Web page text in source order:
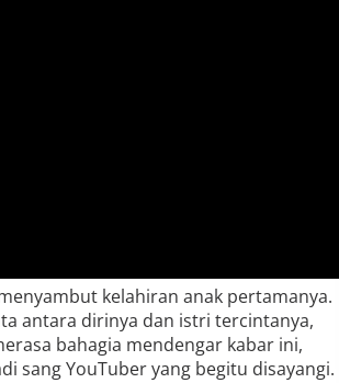
kelahiran anak pertamanya.
antara dirinya dan istri tercintanya,
bahagia mendengar kabar ini,
sang YouTuber yang begitu disayangi.